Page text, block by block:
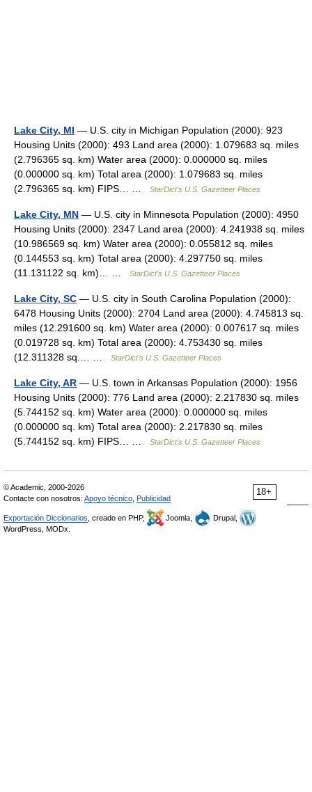
Lake City, MI — U.S. city in Michigan Population (2000): 923
Housing Units (2000): 493 Land area (2000): 1.079683 sq. miles
(2.796365 sq. km) Water area (2000): 0.000000 sq. miles
(0.000000 sq. km) Total area (2000): 1.079683 sq. miles
(2.796365 sq. km) FIPS… …
StarDict's U.S. Gazetteer Places
Lake City, MN — U.S. city in Minnesota Population (2000): 4950
Housing Units (2000): 2347 Land area (2000): 4.241938 sq. miles
(10.986569 sq. km) Water area (2000): 0.055812 sq. miles
(0.144553 sq. km) Total area (2000): 4.297750 sq. miles
(11.131122 sq. km)… …
StarDict's U.S. Gazetteer Places
Lake City, SC — U.S. city in South Carolina Population (2000):
6478 Housing Units (2000): 2704 Land area (2000): 4.745813 sq.
miles (12.291600 sq. km) Water area (2000): 0.007617 sq. miles
(0.019728 sq. km) Total area (2000): 4.753430 sq. miles
(12.311328 sq.… …
StarDict's U.S. Gazetteer Places
Lake City, AR — U.S. town in Arkansas Population (2000): 1956
Housing Units (2000): 776 Land area (2000): 2.217830 sq. miles
(5.744152 sq. km) Water area (2000): 0.000000 sq. miles
(0.000000 sq. km) Total area (2000): 2.217830 sq. miles
(5.744152 sq. km) FIPS… …
StarDict's U.S. Gazetteer Places
18+
© Academic, 2000-2026
Contacte con nosotros: Apoyo técnico Publicidad
Exportación Diccionarios , creado en PHP, Joomla,
Drupal,
WordPress, MODx.